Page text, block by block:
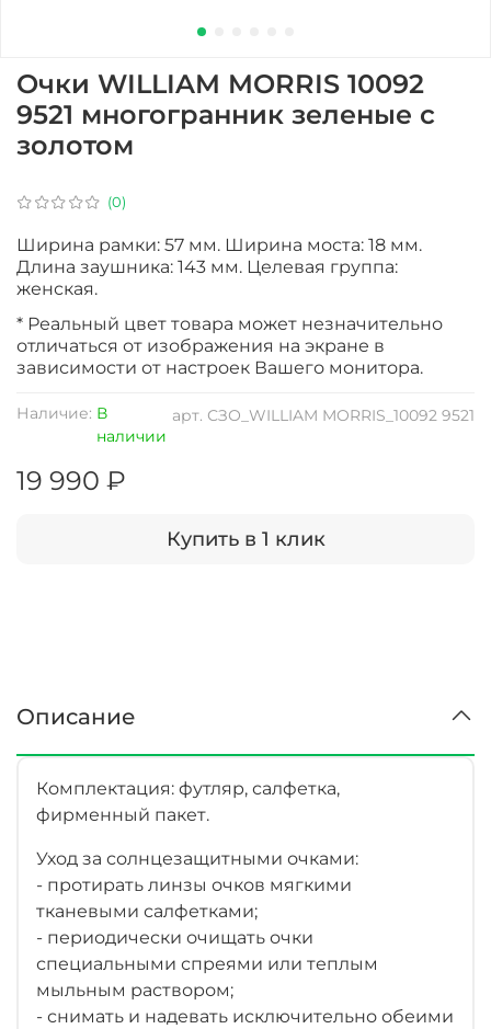
(0)
арт. СЗО_WILLIAM MORRIS_10092 9521
Наличие: В
наличии
Очки WILLIAM MORRIS 10092
9521 многогранник зеленые с
золотом
19 990 ₽
Купить в 1 клик
Ширина рамки: 57 мм. Ширина моста: 18 мм.
Длина заушника: 143 мм. Целевая группа:
женская.
* Реальный цвет товара может незначительно
отличаться от изображения на экране в
зависимости от настроек Вашего монитора.
Описание
Комплектация: футляр, салфетка,
фирменный пакет.
Уход за солнцезащитными очками:
- протирать линзы очков мягкими
тканевыми салфетками;
- периодически очищать очки
специальными спреями или теплым
мыльным раствором;
- снимать и надевать исключительно обеими